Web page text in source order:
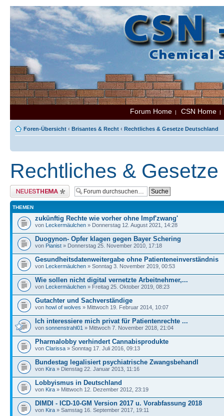
Forum Home | CSN Home
Foren-Übersicht ‹ Brisantes & Recht ‹ Rechtliches & Gesetze Deutschland
Rechtliches &
Neues Thema erstellen
THEMEN
zukünftig Rechte wie vorher ohne Impf'zwang'
von Leckermäulchen » Donnerstag 12. August 2021, 14:28
Duogynon- Opfer klagen gegen Bayer Schering
von Pianist » Donnerstag 25. November 2010, 17:18
Gesundheitsdatenweitergabe ohne Patienteneinverständnis
von Leckermäulchen » Sonntag 3. November 2019, 00:53
Wie sollen nicht digital vernetzte Arbeitnehmer,...
von Leckermäulchen » Freitag 25. Oktober 2019, 08:23
Gutachter und Sachverständige
von howl of wolves » Mittwoch 19. Februar 2014, 10:07
Ich interessiere mich privat für Patientenrechte ...
von sonnenstrahl01 » Mittwoch 7. November 2018, 21:04
Pharmalobby verhindert Cannabisprodukte
von Clarissa » Sonntag 17. Juli 2016, 09:13
Bundestag legalisiert psychiatrische Zwangsbehandl
von Kira » Dienstag 22. Januar 2013, 11:16
Lobbyismus in Deutschland
von Kira » Mittwoch 12. Dezember 2012, 23:19
DIMDI - ICD-10-GM Version 2017 u. Vorabfassung 2018
von Kira » Samstag 16. September 2017, 19:11